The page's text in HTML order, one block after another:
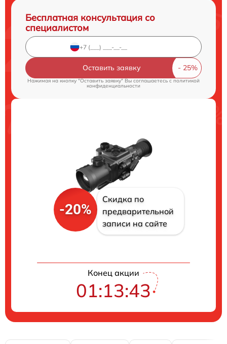
Бесплатная консультация со
специалистом
Оставить заявку
Нажимая на кнопку "Оставить заявку" Вы соглашаетесь c политикой
конфиденциальности
-20%
Скидка по
предварительной
записи на сайте
Конец акции
01:13:42